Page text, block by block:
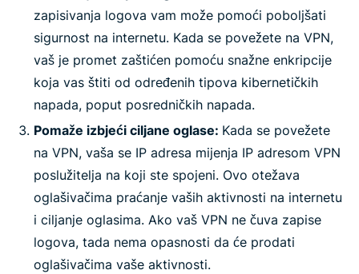
zapisivanja logova vam može pomoći poboljšati
sigurnost na internetu. Kada se povežete na VPN,
vaš je promet zaštićen pomoću snažne enkripcije
koja vas štiti od određenih tipova kibernetičkih
napada, poput posredničkih napada.
Pomaže izbjeći ciljane oglase: Kada se povežete
na VPN, vaša se IP adresa mijenja IP adresom VPN
poslužitelja na koji ste spojeni. Ovo otežava
oglašivačima praćanje vaših aktivnosti na internetu
i ciljanje oglasima. Ako vaš VPN ne čuva zapise
logova, tada nema opasnosti da će prodati
oglašivačima vaše aktivnosti.